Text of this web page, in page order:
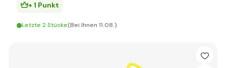
+ 1 Punkt
Letzte 2 Stücke(Bei Ihnen 11.08.)